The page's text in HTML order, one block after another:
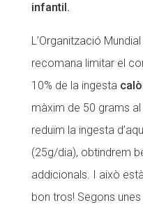
infantil.
L’Organització
recomana limitar el
10% de la ingesta
màxim de 50 grams
reduïm la ingesta
(25g/dia), obtindrem
addicionals. I això
bon tros! Segons